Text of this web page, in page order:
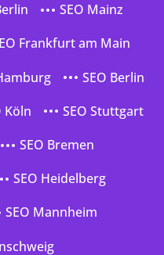
SEO Mainz
Frankfurt am Main
SEO Berlin
Köln
SEO Stuttgart
SEO Bremen
SEO Heidelberg
SEO Mannheim